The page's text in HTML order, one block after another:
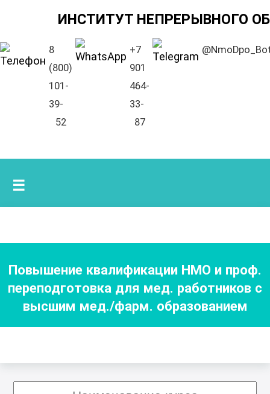
ИНСТИТУТ НЕПРЕРЫВНОГО
8
(800)
101-
39-
52
+7
901
464-
33-
87
☰
Повышение квалификации НМО и проф.
переподготовка для мед. работников с
высшим мед./фарм. образованием